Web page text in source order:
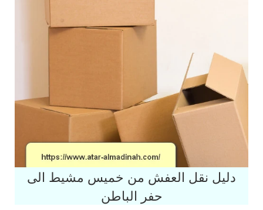
دليل نقل العفش من خميس مشيط الى
حفر الباطن